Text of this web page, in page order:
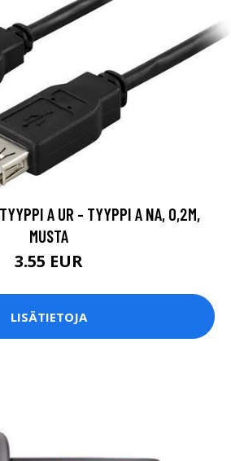
A UR - TYYPPI A NA, 0,2M,
MUSTA
3.55 EUR
LISÄTIETOJA